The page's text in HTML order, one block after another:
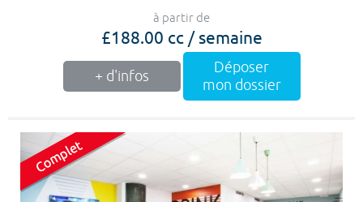
à partir de
£188.00 cc / semaine
+ d'infos
Déposer
mon dossier